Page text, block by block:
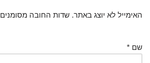
האימייל לא יוצג באתר. שדות החובה מסומנים
שם *